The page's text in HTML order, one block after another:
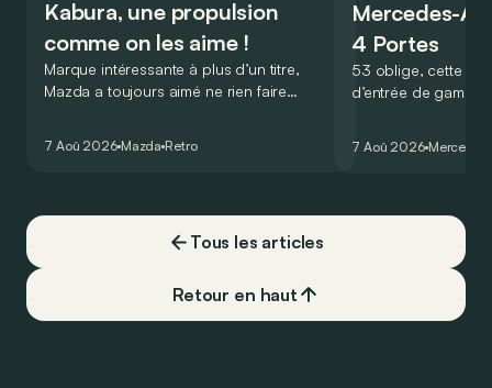
Kabura, une propulsion
comme on les aime !
Marque intéressante à plus d’un titre,
Mazda a toujours aimé ne rien faire
de la plus belle des manières…
7 Aoû 2026 Mazda Retro
Mercedes-
4 Portes
53 oblige, cette
d’entrée de
moins…
7 Aoû 2026 Mercedes
Tous les articles
Retour en haut